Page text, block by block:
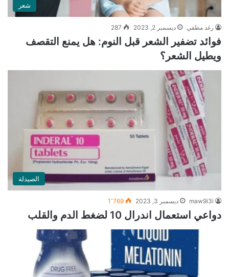
شعر
رغد مطفي ديسمبر 2, 2023 287
فوائد تضفير الشعر قبل النوم: هل يمنع التقصف
ويطيل الشعر؟
الصيدلة
maw9i3i ديسمبر 3, 2023 1٬769
دواعي استعمال اندرال 10 لضغط الدم والقلب